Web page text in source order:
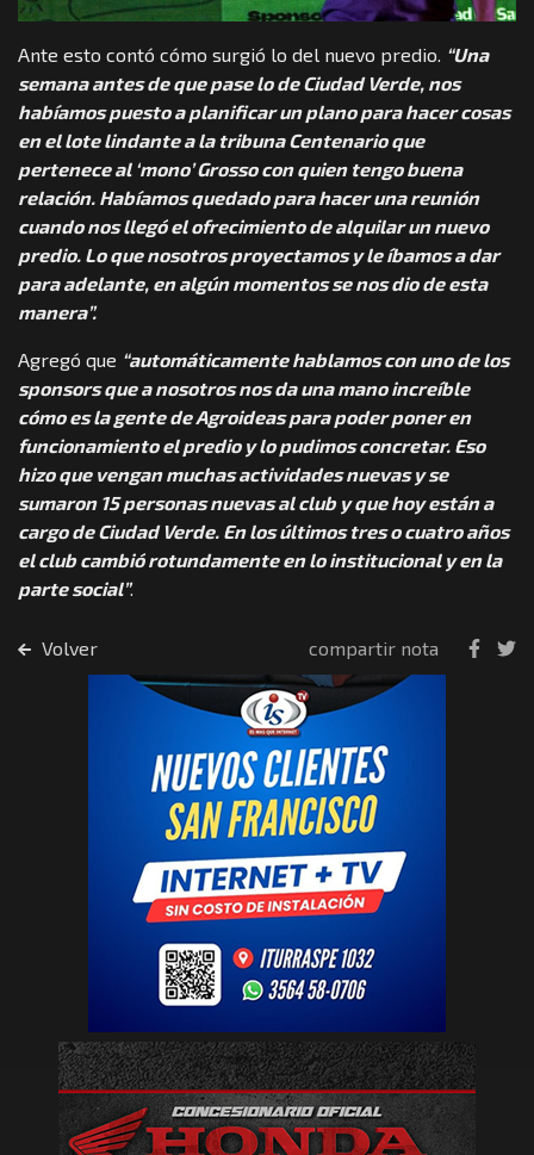
Ante esto contó cómo surgió lo del nuevo predio. “Una
semana antes de que pase lo de Ciudad Verde, nos
habíamos puesto a planificar un plano para hacer cosas
en el lote lindante a la tribuna Centenario que
pertenece al ‘mono’ Grosso con quien tengo buena
relación. Habíamos quedado para hacer una reunión
cuando nos llegó el ofrecimiento de alquilar un nuevo
predio. Lo que nosotros proyectamos y le íbamos a dar
para adelante, en algún momentos se nos dio de esta
manera”.
Agregó que “automáticamente hablamos con uno de los
sponsors que a nosotros nos da una mano increíble
cómo es la gente de Agroideas para poder poner en
funcionamiento el predio y lo pudimos concretar. Eso
hizo que vengan muchas actividades nuevas y se
sumaron 15 personas nuevas al club y que hoy están a
cargo de Ciudad Verde. En los últimos tres o cuatro años
el club cambió rotundamente en lo institucional y en la
parte social”.
Volver compartir nota